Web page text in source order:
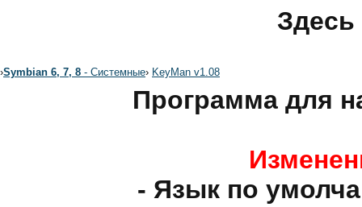
Здесь
›Symbian 6, 7, 8 - Системные› KeyMan v1.08
Программа для
- Язык по